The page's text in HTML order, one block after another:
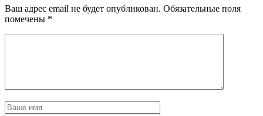
Ваш адрес email не будет опубликован. Обязательные поля
помечены *